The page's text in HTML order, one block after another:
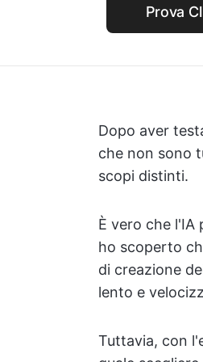
Prova
Dopo aver
che non sono
scopi distinti.
È vero che l'IA
ho scoperto
di creazione
lento e
Tuttavia, con